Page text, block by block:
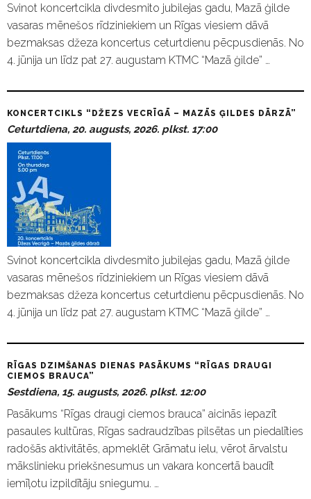
Svinot koncertcikla divdesmito jubilejas gadu, Mazā ģilde
vasaras mēnešos rīdziniekiem un Rīgas viesiem dāvā
bezmaksas džeza koncertus ceturtdienu pēcpusdienās. No
4. jūnija un līdz pat 27. augustam KTMC “Mazā ģilde” …
KONCERTCIKLS “DŽEZS VECRĪGĀ – MAZĀS ĢILDES DĀRZĀ”
Ceturtdiena, 20. augusts, 2026. plkst. 17:00
Svinot koncertcikla divdesmito jubilejas gadu, Mazā ģilde
vasaras mēnešos rīdziniekiem un Rīgas viesiem dāvā
bezmaksas džeza koncertus ceturtdienu pēcpusdienās. No
4. jūnija un līdz pat 27. augustam KTMC “Mazā ģilde” …
RĪGAS DZIMŠANAS DIENAS PASĀKUMS “RĪGAS DRAUGI
CIEMOS BRAUCA”
Sestdiena, 15. augusts, 2026. plkst. 12:00
Pasākums “Rīgas draugi ciemos brauca” aicinās iepazīt
pasaules kultūras, Rīgas sadraudzības pilsētas un piedalīties
radošās aktivitātēs, apmeklēt Grāmatu ielu, vērot ārvalstu
mākslinieku priekšnesumus un vakara koncertā baudīt
iemīļotu izpildītāju sniegumu. …